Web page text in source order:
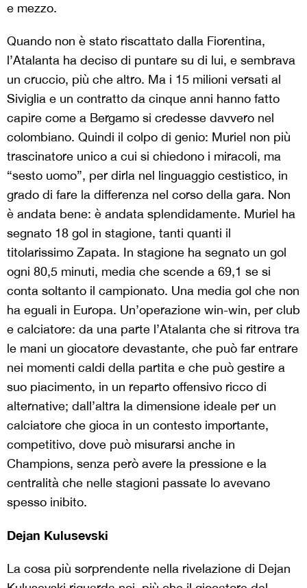
e mezzo.
Quando non è stato riscattato dalla Fiorentina,
l’Atalanta ha deciso di puntare su di lui, e sembrava
un cruccio, più che altro. Ma i 15 milioni versati al
Siviglia e un contratto da cinque anni hanno fatto
capire come a Bergamo si credesse davvero nel
colombiano. Quindi il colpo di genio: Muriel non più
trascinatore unico a cui si chiedono i miracoli, ma
“sesto uomo”, per dirla nel linguaggio cestistico, in
grado di fare la differenza nel corso della gara. Non
è andata bene: è andata splendidamente. Muriel ha
segnato 18 gol in stagione, tanti quanti il
titolarissimo Zapata. In stagione ha segnato un gol
ogni 80,5 minuti, media che scende a 69,1 se si
conta soltanto il campionato. Una media gol che non
ha eguali in Europa. Un’operazione win-win, per club
e calciatore: da una parte l’Atalanta che si ritrova tra
le mani un giocatore devastante, che può far entrare
nei momenti caldi della partita e che può gestire a
suo piacimento, in un reparto offensivo ricco di
alternative; dall’altra la dimensione ideale per un
calciatore che gioca in un contesto importante,
competitivo, dove può misurarsi anche in
Champions, senza però avere la pressione e la
centralità che nelle stagioni passate lo avevano
spesso inibito.
Dejan Kulusevski
La cosa più sorprendente nella rivelazione di Dejan